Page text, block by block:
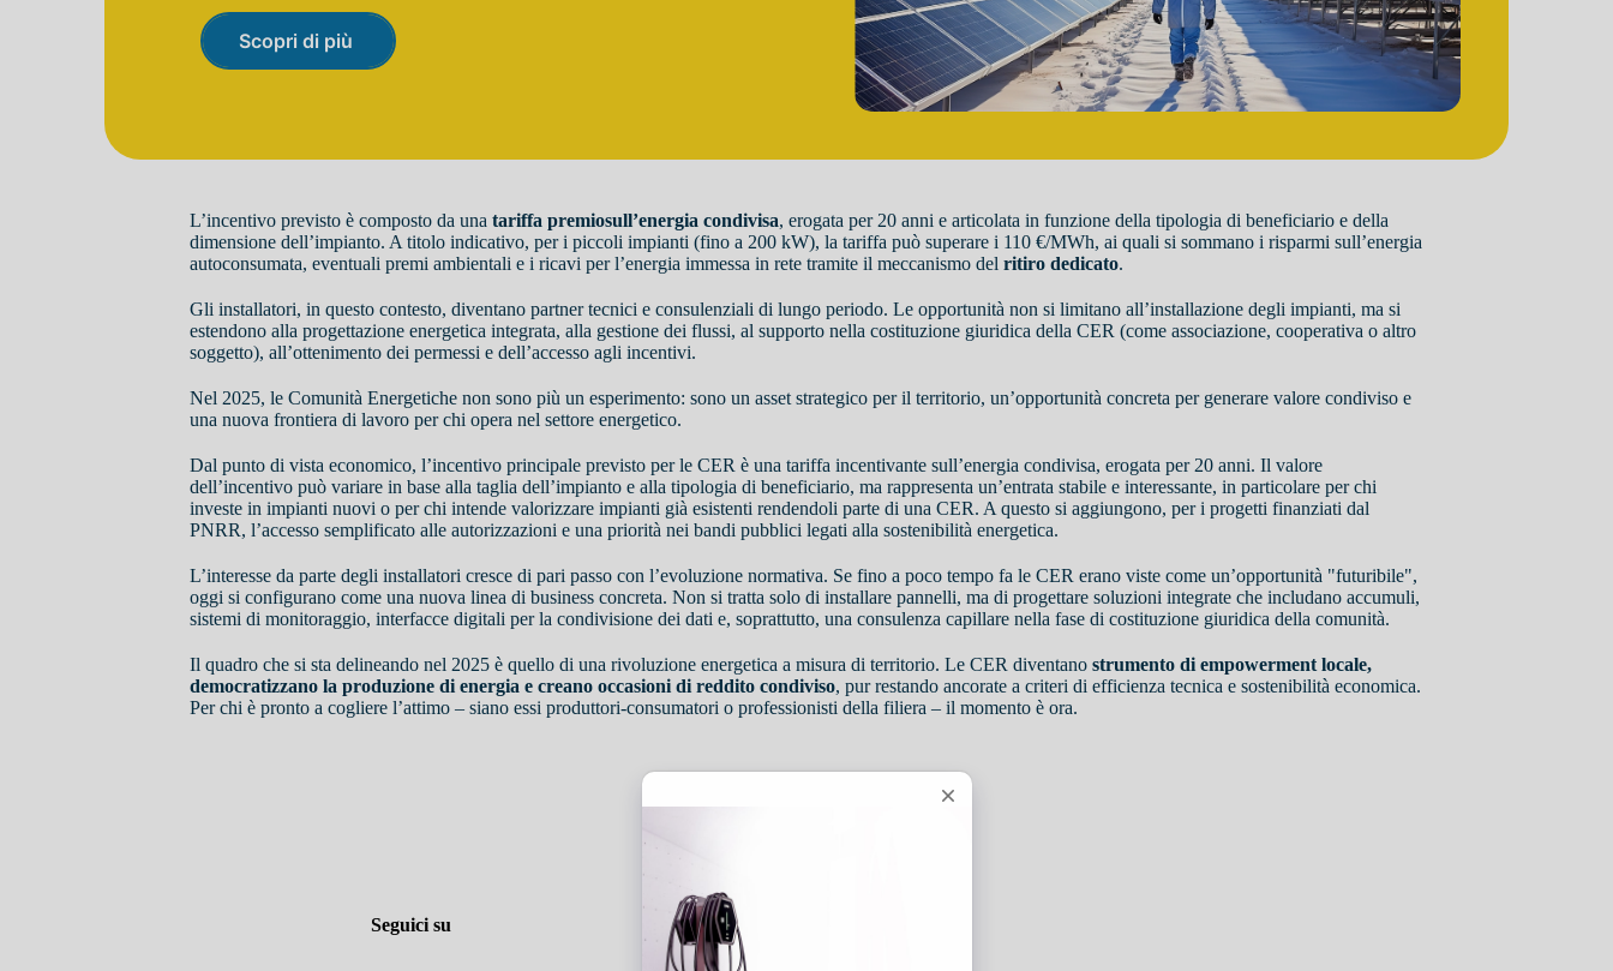
Scopri di più
L’incentivo previsto è composto da una tariffa premiosull’energia condivisa, erogata per 20 anni e articolata in funzione della tipologia di beneficiario e della
dimensione dell’impianto. A titolo indicativo, per i piccoli impianti (fino a 200 kW), la tariffa può superare i 110 €/MWh, ai quali si sommano i risparmi sull’energia
autoconsumata, eventuali premi ambientali e i ricavi per l’energia immessa in rete tramite il meccanismo del ritiro dedicato.
Gli installatori, in questo contesto, diventano partner tecnici e consulenziali di lungo periodo. Le opportunità non si limitano all’installazione degli impianti, ma si
estendono alla progettazione energetica integrata, alla gestione dei flussi, al supporto nella costituzione giuridica della CER (come associazione, cooperativa o altro
soggetto), all’ottenimento dei permessi e dell’accesso agli incentivi.
Nel 2025, le Comunità Energetiche non sono più un esperimento: sono un asset strategico per il territorio, un’opportunità concreta per generare valore condiviso e
una nuova frontiera di lavoro per chi opera nel settore energetico.
Dal punto di vista economico, l’incentivo principale previsto per le CER è una tariffa incentivante sull’energia condivisa, erogata per 20 anni. Il valore
dell’incentivo può variare in base alla taglia dell’impianto e alla tipologia di beneficiario, ma rappresenta un’entrata stabile e interessante, in particolare per chi
investe in impianti nuovi o per chi intende valorizzare impianti già esistenti rendendoli parte di una CER. A questo si aggiungono, per i progetti finanziati dal
PNRR, l’accesso semplificato alle autorizzazioni e una priorità nei bandi pubblici legati alla sostenibilità energetica.
L’interesse da parte degli installatori cresce di pari passo con l’evoluzione normativa. Se fino a poco tempo fa le CER erano viste come un’opportunità "futuribile",
oggi si configurano come una nuova linea di business concreta. Non si tratta solo di installare pannelli, ma di progettare soluzioni integrate che includano accumuli,
sistemi di monitoraggio, interfacce digitali per la condivisione dei dati e, soprattutto, una consulenza capillare nella fase di costituzione giuridica della comunità.
Il quadro che si sta delineando nel 2025 è quello di una rivoluzione energetica a misura di territorio. Le CER diventano strumento di empowerment locale,
democratizzano la produzione di energia e creano occasioni di reddito condiviso, pur restando ancorate a criteri di efficienza tecnica e sostenibilità economica.
Per chi è pronto a cogliere l’attimo – siano essi produttori-consumatori o professionisti della filiera – il momento è ora.
Seguici su